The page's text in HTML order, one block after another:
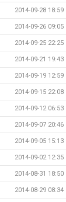
2014-09-28 18:59
2014-09-26 09:05
2014-09-25 22:25
2014-09-21 19:43
2014-09-19 12:59
2014-09-15 22:08
2014-09-12 06:53
2014-09-07 20:46
2014-09-05 15:13
2014-09-02 12:35
2014-08-31 18:50
2014-08-29 08:34